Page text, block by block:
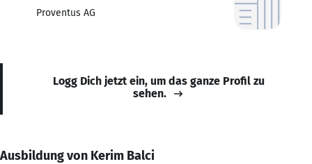
Proventus AG
Logg Dich jetzt ein, um das ganze Profil zu
sehen.
Ausbildung von Kerim Balci